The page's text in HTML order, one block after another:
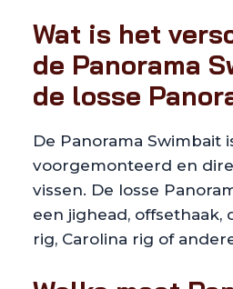
Wat is het
de Panorama
de losse
De Panorama Swimbait
voorgemonteerd en
vissen. De losse
een jighead, offsethaak,
rig, Carolina rig of